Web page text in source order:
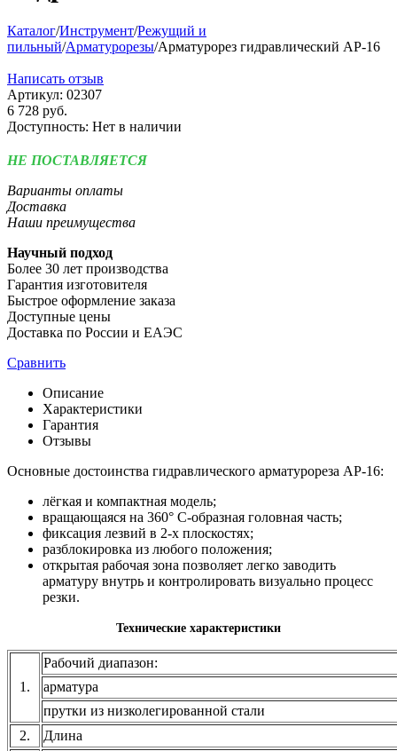
Каталог/Инструмент/Режущий и
пильный/Арматурорезы/Арматурорез гидравлический АР-16
Написать отзыв
Артикул: 02307
6 728 руб.
Доступность: Нет в наличии
НЕ ПОСТАВЛЯЕТСЯ
Варианты оплаты
Доставка
Наши преимущества
Научный подход
Более 30 лет производства
Гарантия изготовителя
Быстрое оформление заказа
Доступные цены
Доставка по России и ЕАЭС
Сравнить
Описание
Характеристики
Гарантия
Отзывы
Основные достоинства гидравлического арматурореза АР-16:
лёгкая и компактная модель;
вращающаяся на 360° С-образная головная часть;
фиксация лезвий в 2-х плоскостях;
разблокировка из любого положения;
открытая рабочая зона позволяет легко заводить
арматуру внутрь и контролировать визуально процесс
резки.
Технические характеристики
1.
Рабочий диапазон:
арматура
прутки из низколегированной стали
2.
Длина